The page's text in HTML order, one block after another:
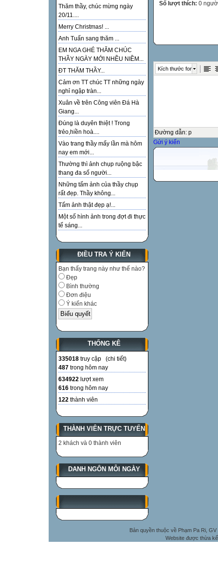
Thăm thầy, chúc mừng ngày
20/11....
Merry Christmas! ...
Anh Tuấn sang thăm ...
EM NGA GHÉ THĂM CHÚC
THẦY NGÀY MỚI NHỀU NIỀM...
ĐT THĂM THẦY...
Cảm ơn TT chúc TT những ngày
nghỉ ngập tràn...
Xuân về trên Công viên Đá Hà
Giang...
Đúng là duyên thiệt ! Trong
trẻo,hiền hoà....
Vào trang thầy mấy lần mà hôm
nay em mới...
Thường thì ảnh chụp ruộng bậc
thang đa số người...
Những tấm ảnh của thầy chụp
rất đẹp. Thầy không...
Tấm ảnh thật đẹp ạ!...
Một số hình ảnh trong đợt đi thực
tế sáng...
ĐIỀU TRA Ý KIẾN
Bạn thấy trang này như thế nào?
Đẹp
Bình thường
Đơn điệu
Ý kiến khác
THỐNG KÊ
335018 truy cập (chi tiết)
487 trong hôm nay
634922 lượt xem
616 trong hôm nay
122 thành viên
THÀNH VIÊN TRỰC TUYẾN
2 khách và 0 thành viên
DANH NGÔN MỖI NGÀY
Số lượt thích: 0
Kích thước font
Đường dẫn: p
Gửi ý kiến
Bản quyền thuộc về Phạm Pa Ri,
Website được thừa